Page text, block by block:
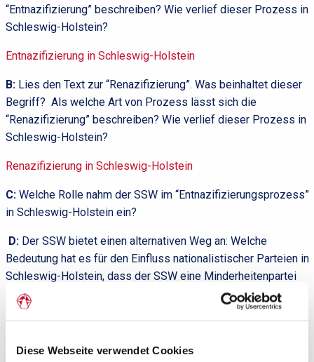
Diese Webseite verwendet Cookies
“Entnazifizierung” beschreiben? Wie verlief dieser Prozess in
Schleswig-Holstein?
Entnazifizierung in Schleswig-Holstein
B: Lies den Text zur “Renazifizierung”. Was beinhaltet dieser
Begriff? Als welche Art von Prozess lässt sich die
“Renazifizierung” beschreiben? Wie verlief dieser Prozess in
Schleswig-Holstein?
Renazifizierung in Schleswig-Holstein
C: Welche Rolle nahm der SSW im “Entnazifizierungsprozess”
in Schleswig-Holstein ein?
D: Der SSW bietet einen alternativen Weg an: Welche
Bedeutung hat es für den Einfluss nationalistischer Parteien in
Schleswig-Holstein, dass der SSW eine Minderheitenpartei
ist?
Warum im Norden die AfD-Serie in Gefahr ist
Verhalte dich zur folgenden These: Die rechtspopulistische